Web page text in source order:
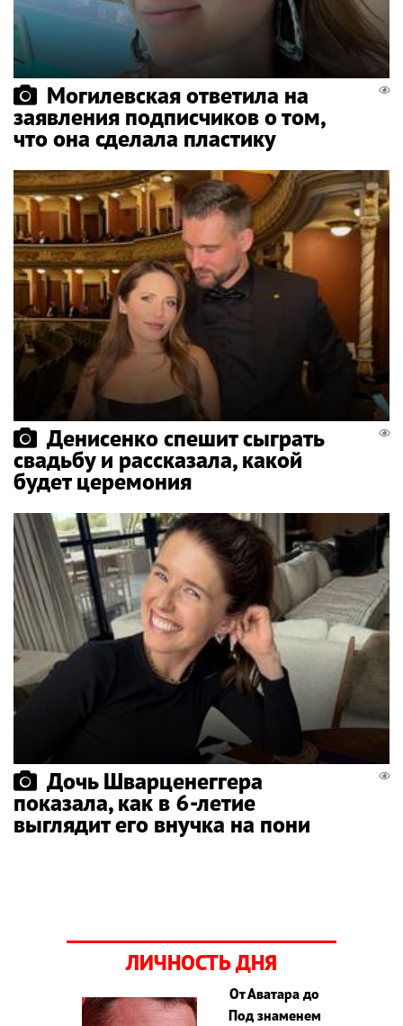
Могилевская ответила на
заявления подписчиков о том,
что она сделала пластику
Денисенко спешит сыграть
свадьбу и рассказала, какой
будет церемония
Дочь Шварценеггера
показала, как в 6-летие
выглядит его внучка на пони
ЛИЧНОСТЬ ДНЯ
От Аватара до
Под знаменем